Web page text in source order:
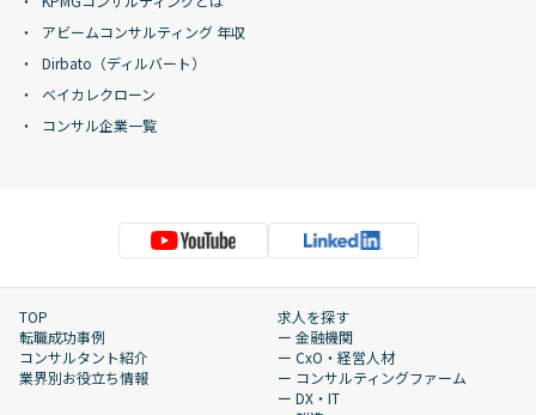
アビームコンサルティング 年収
Dirbato（ディルバート）
ベイカレクローン
コンサル企業一覧
TOP
転職成功事例
コンサルタント紹介
業界別お役立ち情報
求人を探す
ー 金融機関
ー CxO・経営人材
ー コンサルティングファーム
ー DX・IT